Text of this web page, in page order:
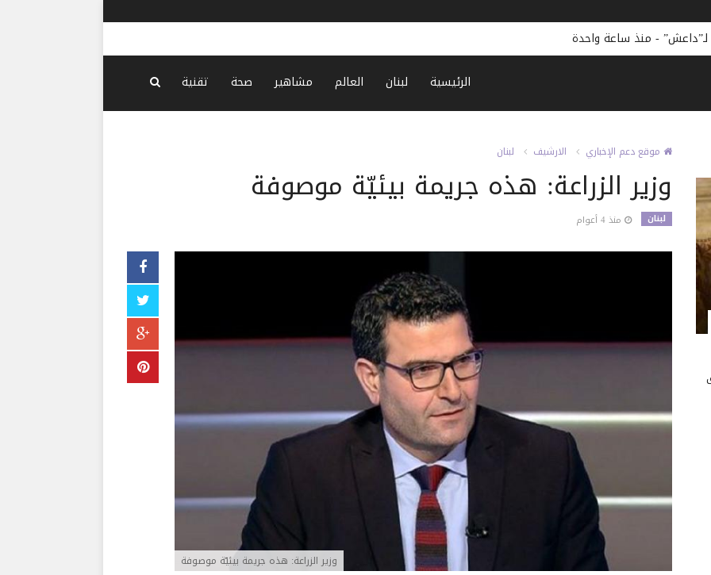
- منذ ساعة واحدة
الرئيسية لبنان العالم مشاهير صحة تقنية
موقع دعم الإخباري الارشيف لبنان
وزير الزراعة: هذه جريمة بيئيّة موصوفة
لبنان منذ 4 أعوام
وزير الزراعة: هذه جريمة بيئيّة موصوفة